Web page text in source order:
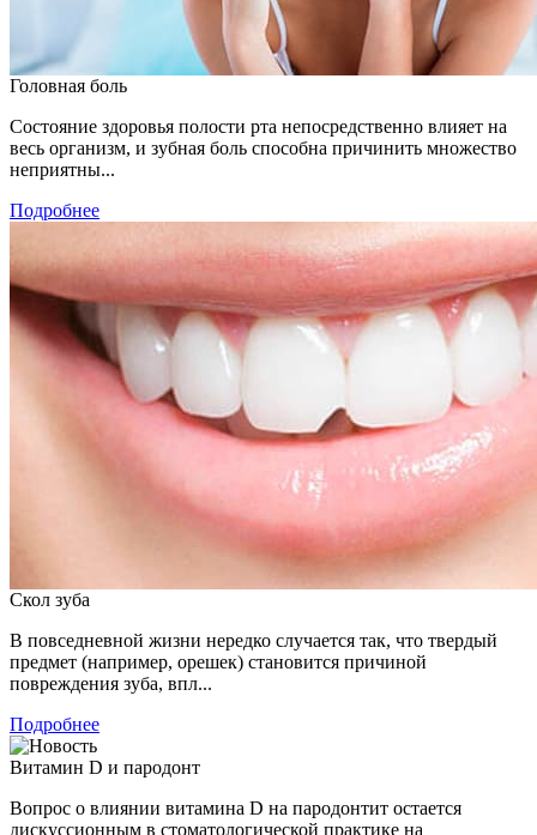
Головная боль
Состояние здоровья полости рта непосредственно влияет на
весь организм, и зубная боль способна причинить множество
неприятны...
Подробнее
Скол зуба
В повседневной жизни нередко случается так, что твердый
предмет (например, орешек) становится причиной
повреждения зуба, впл...
Подробнее
Витамин D и пародонт
Вопрос о влиянии витамина D на пародонтит остается
дискуссионным в стоматологической практике на